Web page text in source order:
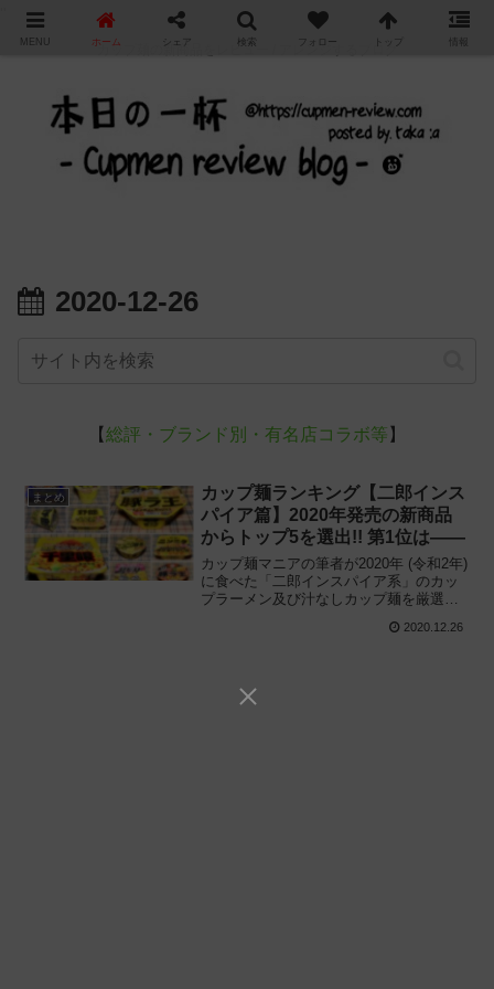
カップ麺の新商品をレビュー / アレンジするブログ
2020-12-26
【総評・ブランド別・有名店コラボ等 】
まとめ
カップ麺ランキング【二郎インス
パイア篇】2020年発売の新商品
からトップ5を選出!! 第1位は——
カップ麺マニアの筆者が2020年 (令和2年)
に食べた「二郎インスパイア系」のカッ
プラーメン及び汁なしカップ麺を厳選し
系・インスパイア系を意識して開発され
2020.12.26
MENU ホーム シェア 検索 フォロー トップ 情報